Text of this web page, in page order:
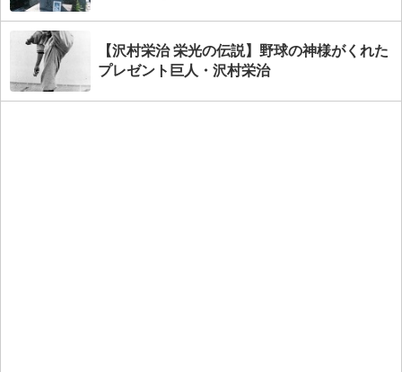
【沢村栄治 栄光の伝説】野球の神様がくれた
プレゼント巨人・沢村栄治